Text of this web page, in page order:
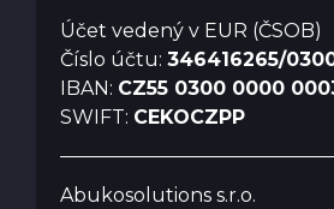
Účet vedený v EUR (ČSOB)
Číslo účtu: 346416265/
IBAN: CZ55 0300 0000
SWIFT: CEKOCZPP
Abukosolutions s.r.o.